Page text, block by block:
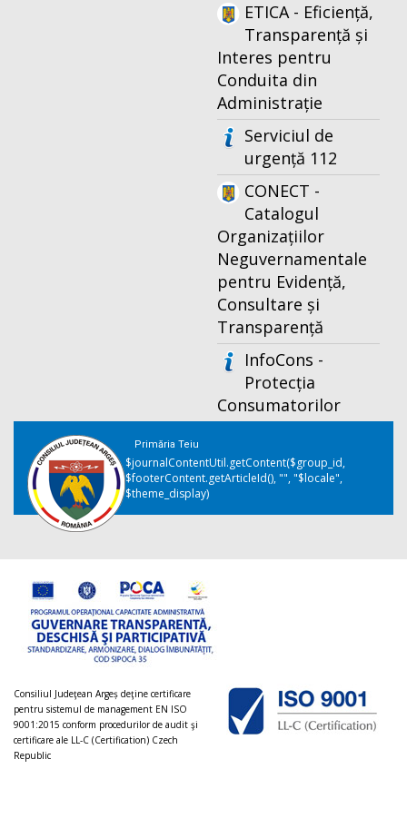
ETICA - Eficiență,
Transparență și
Interes pentru
Conduita din
Administrație
Serviciul de
urgență 112
CONECT -
Catalogul
Organizațiilor
Neguvernamentale
pentru Evidență,
Consultare și
Transparență
InfoCons -
Protecția
Consumatorilor
Primăria Teiu
$journalContentUtil.getContent($group_id,
$footerContent.getArticleId(), "", "$locale",
$theme_display)
Consiliul Judeţean Argeș deţine certificare
pentru sistemul de management EN ISO
9001:2015 conform procedurilor de audit şi
certificare ale LL-C (Certification) Czech
Republic